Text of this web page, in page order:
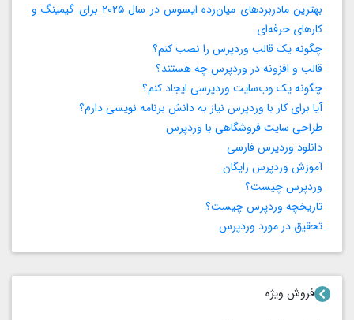
بهترین مادربردهای میان‌رده ایسوس در سال ۲۰۲۵ برای گیمینگ و
کارهای حرفه‌ای
چگونه یک قالب وردپرس را نصب کنم؟
قالب و افزونه در وردپرس چه هستند؟
چگونه یک وب‌سایت وردپرسی ایجاد کنم؟
آیا برای کار با وردپرس نیاز به دانش برنامه‌ نویسی دارم؟
طراحی سایت فروشگاهی با وردپرس
دانلود وردپرس فارسی
آموزش وردپرس رایگان
وردپرس چیست؟
تاریخچه وردپرس چیست؟
تحقیق در مورد وردپرس
فروش ویژه